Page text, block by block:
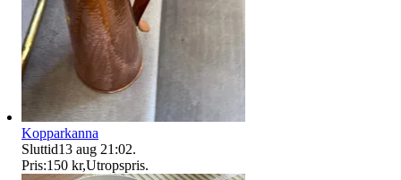
Kopparkanna
Sluttid13 aug 21:02.
Pris:150 kr,Utropspris.